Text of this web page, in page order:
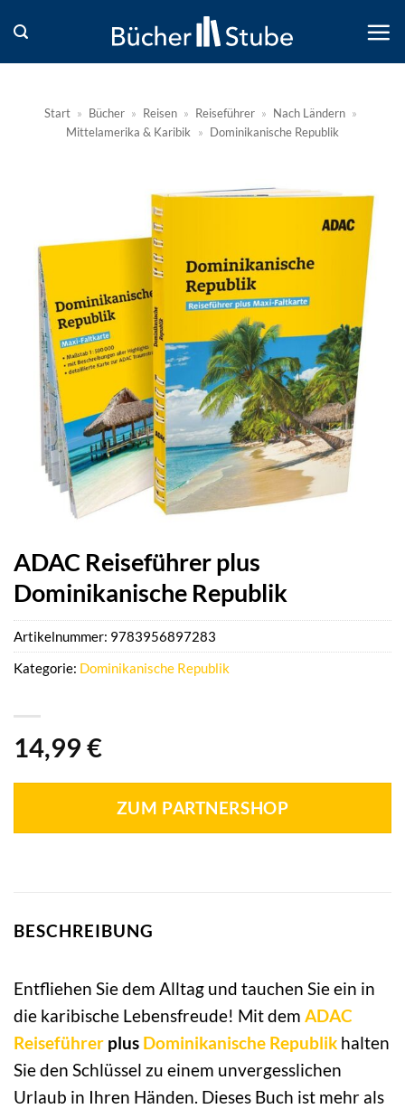
Inhalt
springen
Start » Bücher » Reisen » Reiseführer » Nach Ländern »
Mittelamerika & Karibik
» Dominikanische Republik
ADAC Reiseführer plus
Dominikanische Republik
14,99 €
ZUM PARTNERSHOP
Artikelnummer: 9783956897283
Kategorie: Dominikanische Republik
BESCHREIBUNG
Entfliehen Sie dem Alltag und tauchen Sie ein in
die karibische Lebensfreude! Mit dem ADAC
Reiseführer plus Dominikanische Republik halten
Sie den Schlüssel zu einem unvergesslichen
Urlaub in Ihren Händen. Dieses Buch ist mehr als